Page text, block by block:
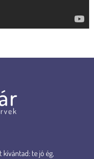
kívántad: te jó ég,